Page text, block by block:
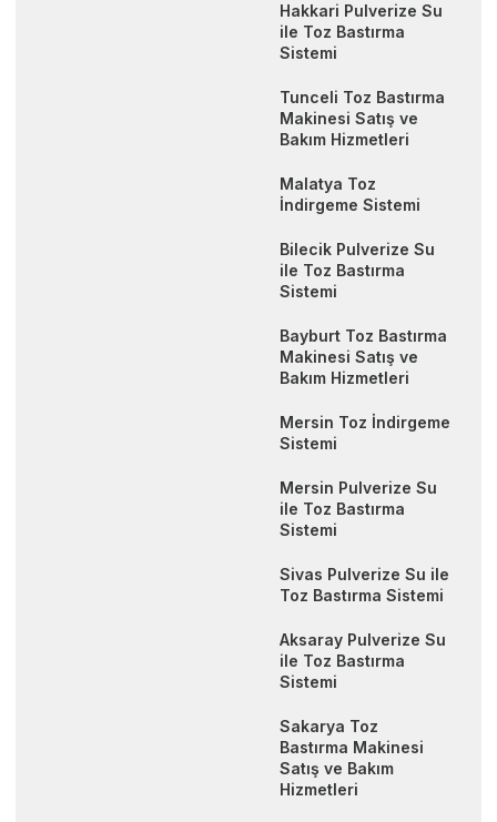
Hakkari Pulverize Su
ile Toz Bastırma
Sistemi
Tunceli Toz Bastırma
Makinesi Satış ve
Bakım Hizmetleri
Malatya Toz
İndirgeme Sistemi
Bilecik Pulverize Su
ile Toz Bastırma
Sistemi
Bayburt Toz Bastırma
Makinesi Satış ve
Bakım Hizmetleri
Mersin Toz İndirgeme
Sistemi
Mersin Pulverize Su
ile Toz Bastırma
Sistemi
Sivas Pulverize Su ile
Toz Bastırma Sistemi
Aksaray Pulverize Su
ile Toz Bastırma
Sistemi
Sakarya Toz
Bastırma Makinesi
Satış ve Bakım
Hizmetleri